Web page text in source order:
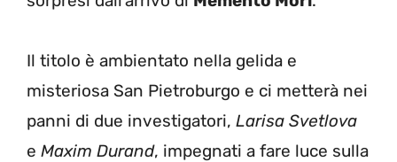
Il titolo è ambientato nella gelida e
misteriosa San Pietroburgo e ci metterà nei
panni di due investigatori, Larisa Svetlova
e Maxim Durand, impegnati a fare luce sulla